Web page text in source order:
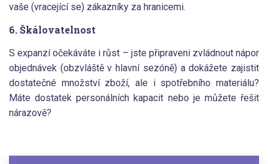
vaše (vracející se) zákazníky za hranicemi.
6. Škálovatelnost
S expanzí očekáváte i růst – jste připraveni zvládnout nápor
objednávek (obzvláště v hlavní sezóně) a dokážete zajistit
dostatečné množství zboží, ale i spotřebního materiálu?
Máte dostatek personálních kapacit nebo je můžete řešit
nárazově?